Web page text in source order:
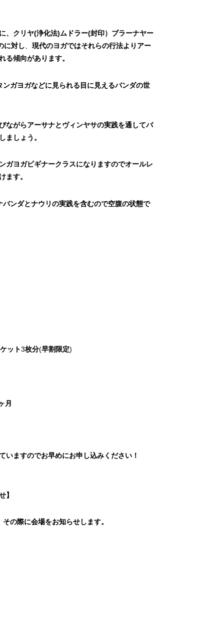
、クリヤ(浄化法)ムドラー(封印）ブラーナヤー
に対し
現代のヨガではそれらの行法よりアー
る傾向があります。
ンガヨガなどに見られる目に見えるバンダの世
ながらアーサナとヴィンヤサの実践を通してバ
ましょう。
ガヨガビギナークラスになりますのでオールレ
ます。
バンダとナウリの実践を含むので空腹の状態で
ット3枚分(早割限定)
月
いますのでお早めにお申し込みください！
】
の際に会場をお知らせします。